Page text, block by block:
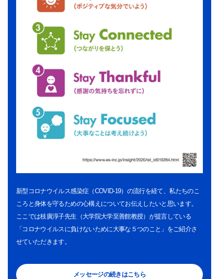
新型コロナウイルス感染症（COVID-19）の流行を経て、私たちのこ
ころと身体を守るための心構えについてお伝えしたいと思います。
ここでは枝廣淳子先生（大学院大学至善館教授）が提言している
「コロナウイルスに負けないために大事な５つのこと」をご紹介さ
せていただきます。
メッセージの続きはこちら